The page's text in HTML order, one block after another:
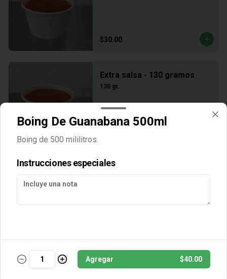
$30.00
Extra salsa - 130 gramos
130 gr.
Conócenos
Boing De Guanabana 500ml
Boing de 500 mililitros.
Instrucciones especiales
Agregar $40.00